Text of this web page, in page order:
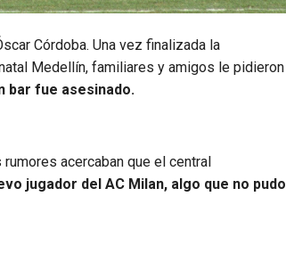
Córdoba. Una vez finalizada la
Medellín, familiares y amigos le pidieron
bar fue asesinado.
acercaban que el central
jugador del AC Milan, algo que no pudo